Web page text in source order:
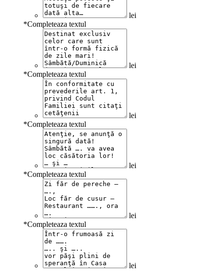
lei
*Completeaza textul
lei
*Completeaza textul
lei
*Completeaza textul
lei
*Completeaza textul
lei
*Completeaza textul
lei